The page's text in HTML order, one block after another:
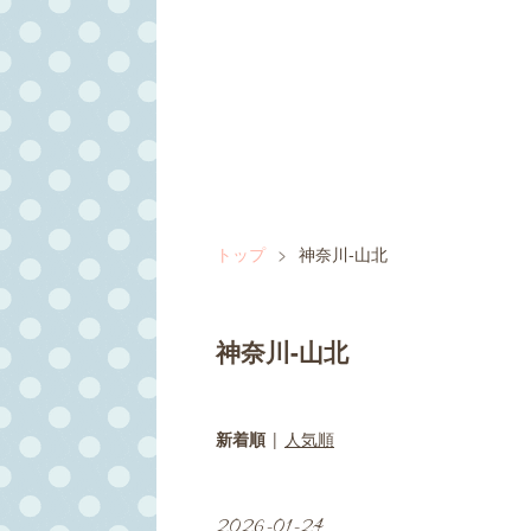
トップ > 神奈川-山北
神奈川-山北
新着順 人気順